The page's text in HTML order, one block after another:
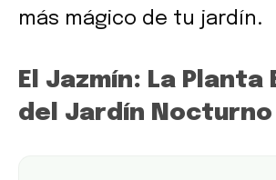
más mágico de tu jardín.
El Jazmín: La
del Jardín Nocturno